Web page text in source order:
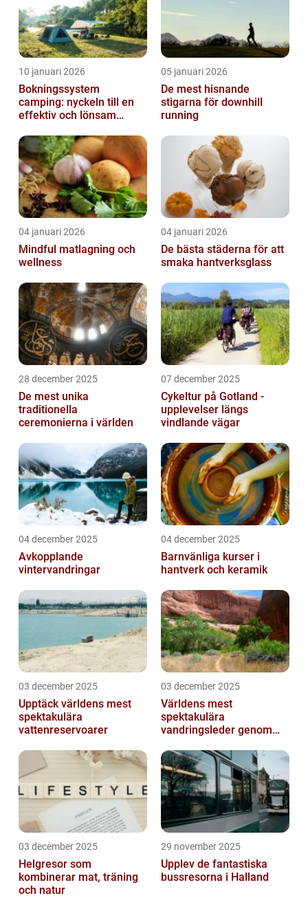
10 januari 2026
Bokningssystem
camping: nyckeln till en
effektiv och lönsam
05 januari 2026
De mest hisnande
stigarna för downhill
running
04 januari 2026
Mindful matlagning och
wellness
04 januari 2026
De bästa städerna för att
smaka hantverksglass
28 december 2025
De mest unika
traditionella
ceremonierna i världen
07 december 2025
Cykeltur på Gotland -
upplevelser längs
vindlande vägar
04 december 2025
Avkopplande
vintervandringar
04 december 2025
Barnvänliga kurser i
hantverk och keramik
03 december 2025
Upptäck världens mest
spektakulära
vattenreservoarer
03 december 2025
Världens mest
spektakulära
vandringsleder genom
03 december 2025
Helgresor som
kombinerar mat, träning
och natur
29 november 2025
Upplev de fantastiska
bussresorna i Halland